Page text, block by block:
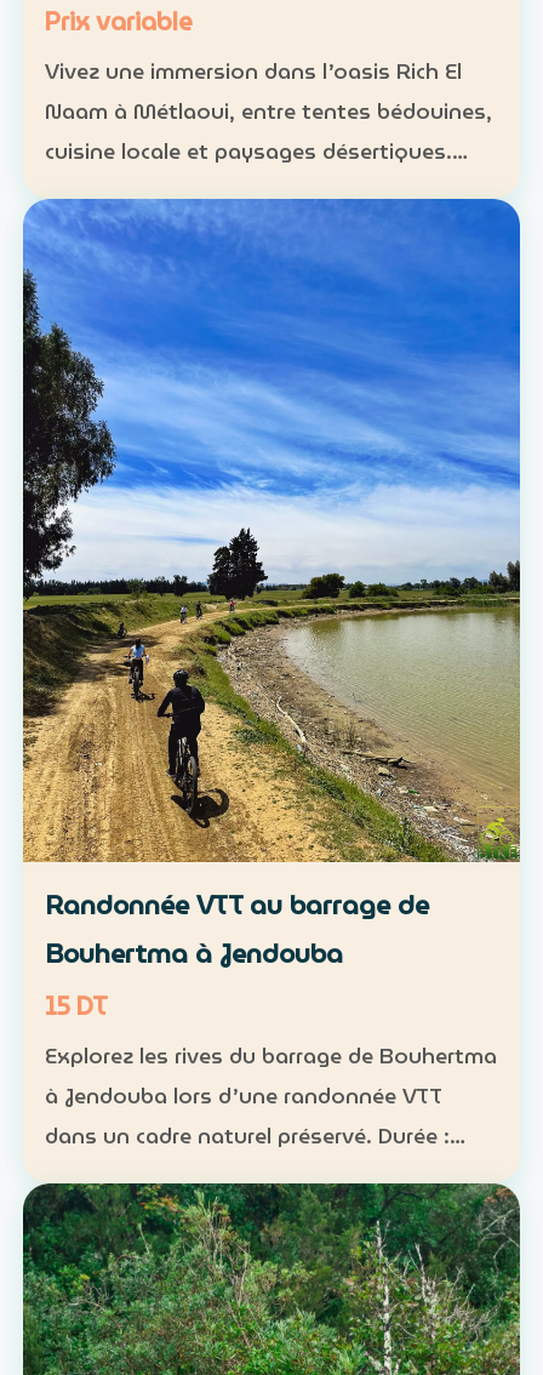
Prix variable
Vivez une immersion dans l’oasis Rich El
Naam à Métlaoui, entre tentes bédouines,
cuisine locale et paysages désertiques.
Hébergement : tentes traditionnelles ou
formules sur mesure Activités : camping,
randonnées, gas…
Randonnée VTT au barrage de
Bouhertma à Jendouba
15 DT
Explorez les rives du barrage de Bouhertma
à Jendouba lors d’une randonnée VTT
dans un cadre naturel préservé. Durée :
environ 1 h à 1 h 30 Niveau : intermédiaire
Groupe : de 5 à 16 participants Tarif : 15 DT
par perso…